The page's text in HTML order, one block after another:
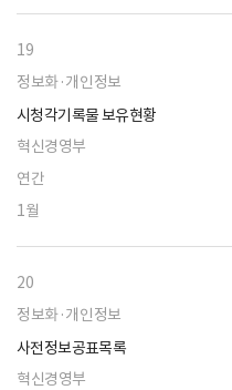
19
정보화·개인정보
시청각기록물 보유현황
혁신경영부
연간
1월
20
정보화·개인정보
사전정보공표목록
혁신경영부